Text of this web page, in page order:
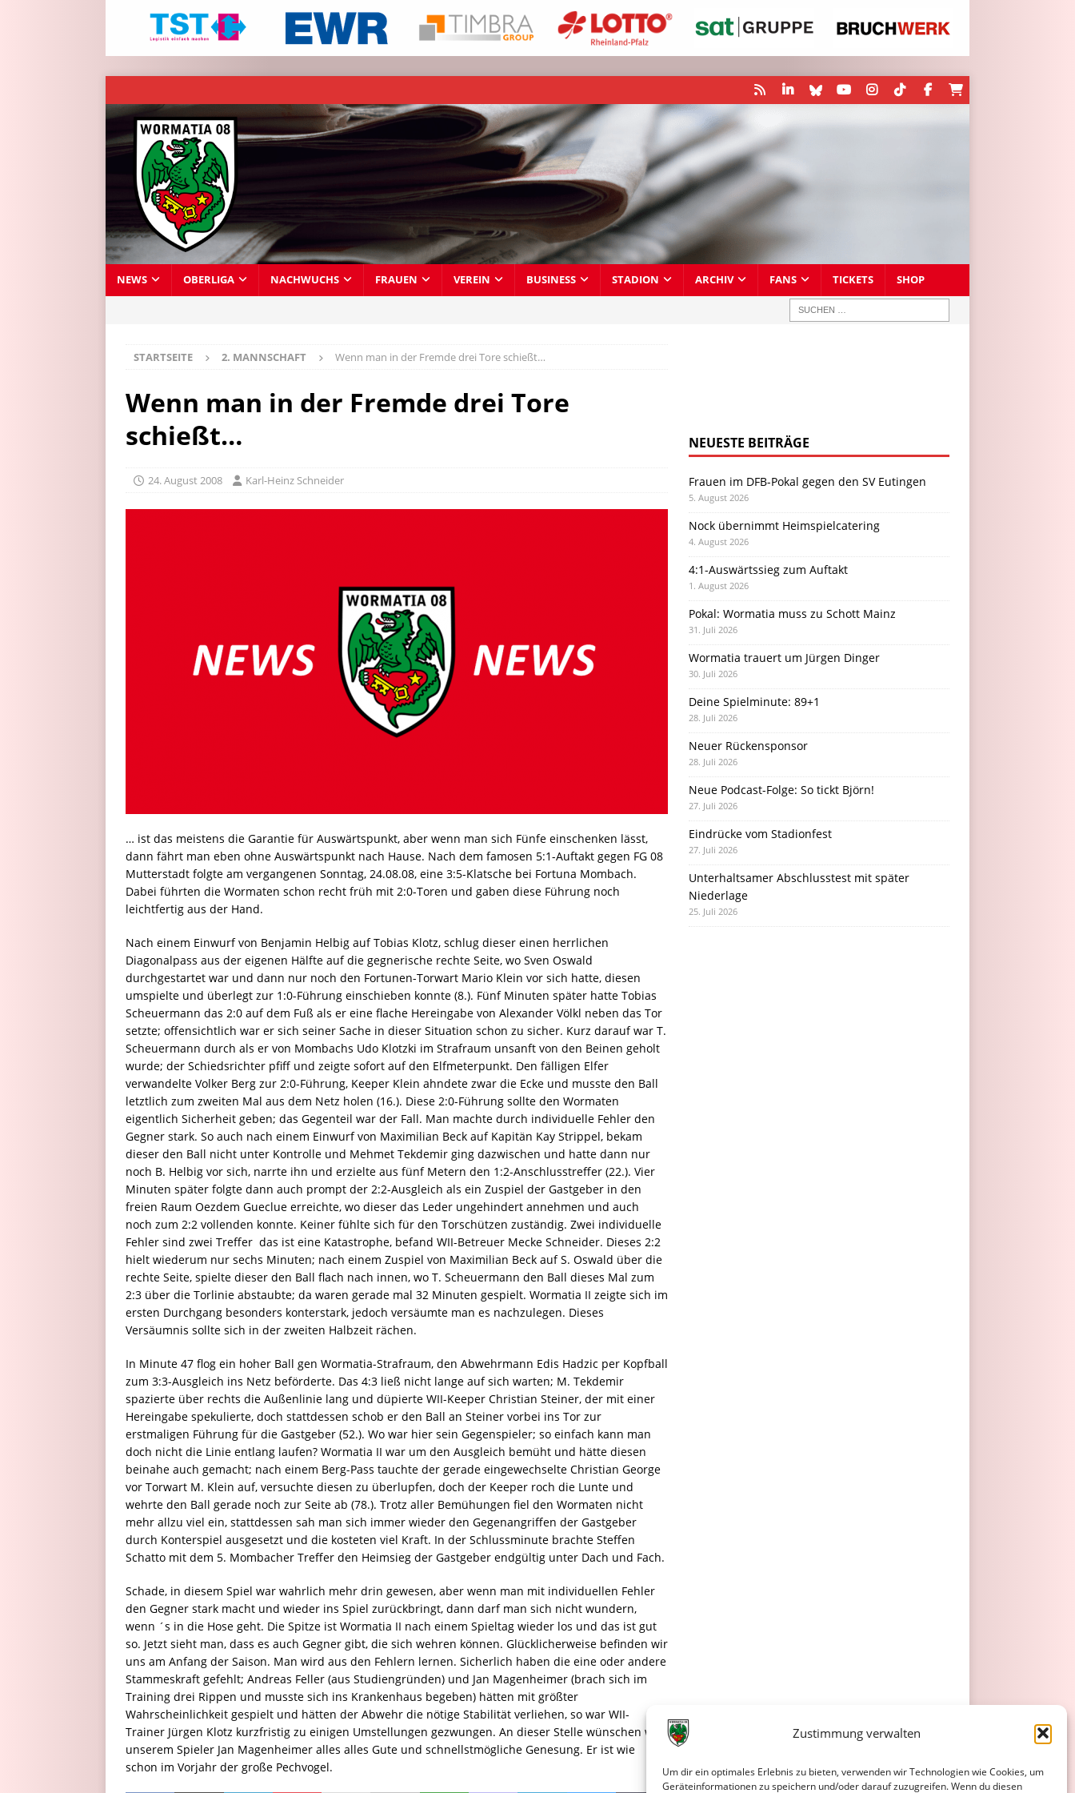
Zustimmung verwalten
Um dir ein optimales Erlebnis zu bieten, verwenden wir Technologien wie Cookies, um
Geräteinformationen zu speichern und/oder darauf zuzugreifen. Wenn du diesen
NEWS OBERLIGA NACHWUCHS FRAUEN VEREIN BUSINESS STADION ARCHIV FANS TICKETS SHOP
STARTSEITE 2. MANNSCHAFT Wenn man in der Fremde drei Tore schießt…
Wenn man in der Fremde drei Tore
schießt…
24. August 2008 Karl-Heinz Schneider
… ist das meistens die Garantie für Auswärtspunkt, aber wenn man sich Fünfe einschenken lässt,
dann fährt man eben ohne Auswärtspunkt nach Hause. Nach dem famosen 5:1-Auftakt gegen FG 08
Mutterstadt folgte am vergangenen Sonntag, 24.08.08, eine 3:5-Klatsche bei Fortuna Mombach.
Dabei führten die Wormaten schon recht früh mit 2:0-Toren und gaben diese Führung noch
leichtfertig aus der Hand.
Nach einem Einwurf von Benjamin Helbig auf Tobias Klotz, schlug dieser einen herrlichen
Diagonalpass aus der eigenen Hälfte auf die gegnerische rechte Seite, wo Sven Oswald
durchgestartet war und dann nur noch den Fortunen-Torwart Mario Klein vor sich hatte, diesen
umspielte und überlegt zur 1:0-Führung einschieben konnte (8.). Fünf Minuten später hatte Tobias
Scheuermann das 2:0 auf dem Fuß als er eine flache Hereingabe von Alexander Völkl neben das Tor
setzte; offensichtlich war er sich seiner Sache in dieser Situation schon zu sicher. Kurz darauf war T.
Scheuermann durch als er von Mombachs Udo Klotzki im Strafraum unsanft von den Beinen geholt
wurde; der Schiedsrichter pfiff und zeigte sofort auf den Elfmeterpunkt. Den fälligen Elfer
verwandelte Volker Berg zur 2:0-Führung, Keeper Klein ahndete zwar die Ecke und musste den Ball
letztlich zum zweiten Mal aus dem Netz holen (16.). Diese 2:0-Führung sollte den Wormaten
eigentlich Sicherheit geben; das Gegenteil war der Fall. Man machte durch individuelle Fehler den
Gegner stark. So auch nach einem Einwurf von Maximilian Beck auf Kapitän Kay Strippel, bekam
dieser den Ball nicht unter Kontrolle und Mehmet Tekdemir ging dazwischen und hatte dann nur
noch B. Helbig vor sich, narrte ihn und erzielte aus fünf Metern den 1:2-Anschlusstreffer (22.). Vier
Minuten später folgte dann auch prompt der 2:2-Ausgleich als ein Zuspiel der Gastgeber in den
freien Raum Oezdem Gueclue erreichte, wo dieser das Leder ungehindert annehmen und auch
noch zum 2:2 vollenden konnte. Keiner fühlte sich für den Torschützen zuständig. Zwei individuelle
Fehler sind zwei Treffer  das ist eine Katastrophe, befand WII-Betreuer Mecke Schneider. Dieses 2:2
hielt wiederum nur sechs Minuten; nach einem Zuspiel von Maximilian Beck auf S. Oswald über die
rechte Seite, spielte dieser den Ball flach nach innen, wo T. Scheuermann den Ball dieses Mal zum
2:3 über die Torlinie abstaubte; da waren gerade mal 32 Minuten gespielt. Wormatia II zeigte sich im
ersten Durchgang besonders konterstark, jedoch versäumte man es nachzulegen. Dieses
Versäumnis sollte sich in der zweiten Halbzeit rächen.
In Minute 47 flog ein hoher Ball gen Wormatia-Strafraum, den Abwehrmann Edis Hadzic per Kopfball
zum 3:3-Ausgleich ins Netz beförderte. Das 4:3 ließ nicht lange auf sich warten; M. Tekdemir
spazierte über rechts die Außenlinie lang und düpierte WII-Keeper Christian Steiner, der mit einer
Hereingabe spekulierte, doch stattdessen schob er den Ball an Steiner vorbei ins Tor zur
erstmaligen Führung für die Gastgeber (52.). Wo war hier sein Gegenspieler; so einfach kann man
doch nicht die Linie entlang laufen? Wormatia II war um den Ausgleich bemüht und hätte diesen
beinahe auch gemacht; nach einem Berg-Pass tauchte der gerade eingewechselte Christian George
vor Torwart M. Klein auf, versuchte diesen zu überlupfen, doch der Keeper roch die Lunte und
wehrte den Ball gerade noch zur Seite ab (78.). Trotz aller Bemühungen fiel den Wormaten nicht
mehr allzu viel ein, stattdessen sah man sich immer wieder den Gegenangriffen der Gastgeber
durch Konterspiel ausgesetzt und die kosteten viel Kraft. In der Schlussminute brachte Steffen
Schatto mit dem 5. Mombacher Treffer den Heimsieg der Gastgeber endgültig unter Dach und Fach.
Schade, in diesem Spiel war wahrlich mehr drin gewesen, aber wenn man mit individuellen Fehler
den Gegner stark macht und wieder ins Spiel zurückbringt, dann darf man sich nicht wundern,
wenn ´s in die Hose geht. Die Spitze ist Wormatia II nach einem Spieltag wieder los und das ist gut
so. Jetzt sieht man, dass es auch Gegner gibt, die sich wehren können. Glücklicherweise befinden wir
uns am Anfang der Saison. Man wird aus den Fehlern lernen. Sicherlich haben die eine oder andere
Stammeskraft gefehlt; Andreas Feller (aus Studiengründen) und Jan Magenheimer (brach sich im
Training drei Rippen und musste sich ins Krankenhaus begeben) hätten mit größter
Wahrscheinlichkeit gespielt und hätten der Abwehr die nötige Stabilität verliehen, so war WII-
Trainer Jürgen Klotz kurzfristig zu einigen Umstellungen gezwungen. An dieser Stelle wünschen wir
unserem Spieler Jan Magenheimer alles alles Gute und schnellstmögliche Genesung. Er ist wie
schon im Vorjahr der große Pechvogel.
NEUESTE BEITRÄGE
Frauen im DFB-Pokal gegen den SV Eutingen
5. August 2026
Nock übernimmt Heimspielcatering
4. August 2026
4:1-Auswärtssieg zum Auftakt
1. August 2026
Pokal: Wormatia muss zu Schott Mainz
31. Juli 2026
Wormatia trauert um Jürgen Dinger
30. Juli 2026
Deine Spielminute: 89+1
28. Juli 2026
Neuer Rückensponsor
28. Juli 2026
Neue Podcast-Folge: So tickt Björn!
27. Juli 2026
Eindrücke vom Stadionfest
27. Juli 2026
Unterhaltsamer Abschlusstest mit später
Niederlage
25. Juli 2026